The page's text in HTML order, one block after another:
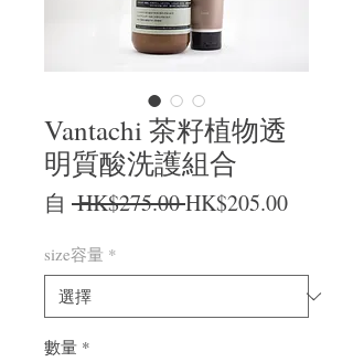
Vantachi 茶籽植物透
明質酸洗護組合
自 HK$275.00 一般價格
HK$205.00促銷價
size容量 *
數量 *